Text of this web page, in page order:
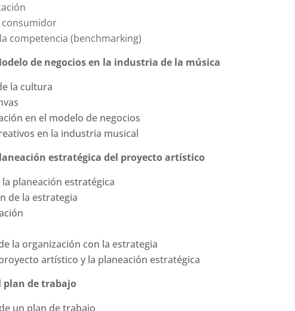
consumidor
competencia (benchmarking)
de negocios en la industria de la música
la cultura
en el modelo de negocios
en la industria musical
estratégica del proyecto artístico
planeación estratégica
de la estrategia
la organización con la estrategia
artístico y la planeación estratégica
plan de trabajo
un plan de trabajo